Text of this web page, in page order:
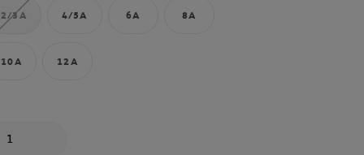
2/3A 4/5A 6A 8A
10A 12A